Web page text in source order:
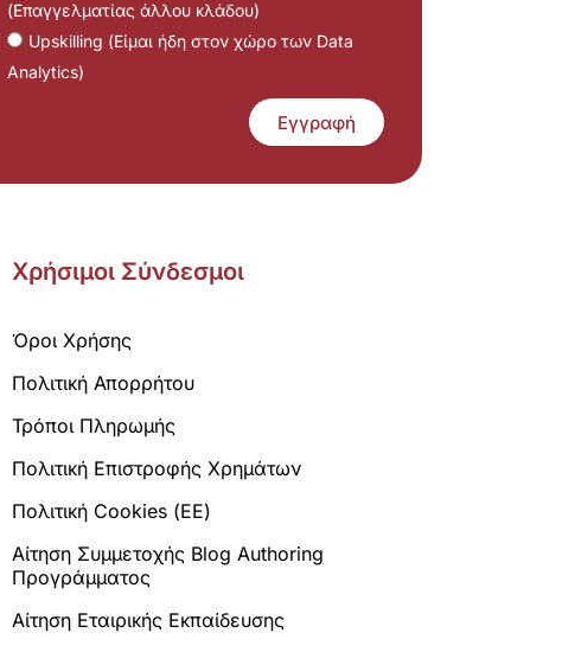
(Επαγγελματίας άλλου κλάδου)
Upskilling (Είμαι ήδη στον χώρο των Data
Analytics)
Εγγραφή
Χρήσιμοι Σύνδεσμοι
Όροι Χρήσης
Πολιτική Απορρήτου
Τρόποι Πληρωμής
Πολιτική Επιστροφής Χρημάτων
Πολιτική Cookies (ΕΕ)
Αίτηση Συμμετοχής Blog Authoring
Προγράμματος
Αίτηση Εταιρικής Εκπαίδευσης